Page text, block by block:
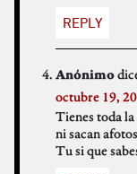
REPLY
Anónimo
octubre 19,
Tienes toda
ni sacan
Tu si que